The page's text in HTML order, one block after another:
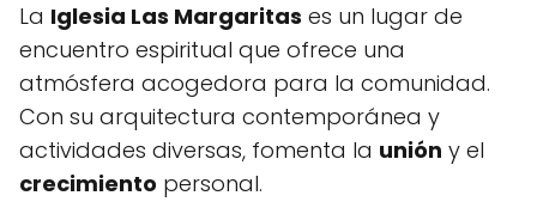
La Iglesia Las Margaritas es un lugar de
encuentro espiritual que ofrece una
atmósfera acogedora para la comunidad.
Con su arquitectura contemporánea y
actividades diversas, fomenta la unión y el
crecimiento personal.